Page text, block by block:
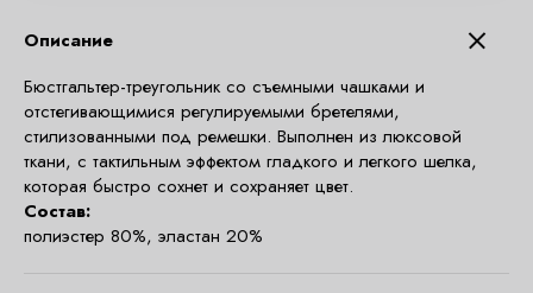
Описание
Бюстгальтер-треугольник со съемными чашками и
отстегивающимися регулируемыми бретелями,
стилизованными под ремешки. Выполнен из люксовой
ткани, с тактильным эффектом гладкого и легкого шелка,
которая быстро сохнет и сохраняет цвет.
Состав:
полиэстер 80%, эластан 20%